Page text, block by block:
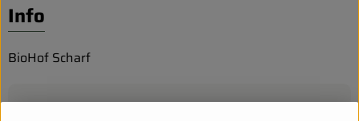
Pferdepension & Reitbetrieb
Firmenkunden
Info
BioHof Scharf